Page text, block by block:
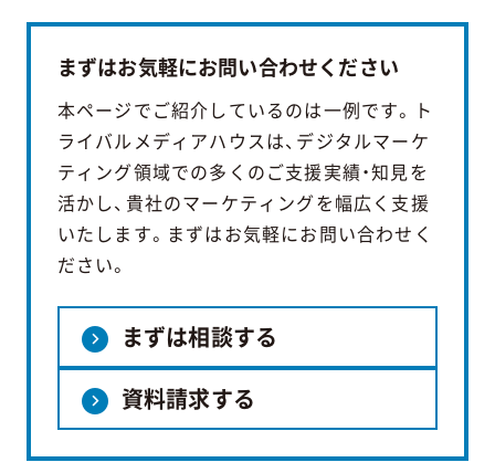
まずはお気軽にお問い合わせください
本ページでご紹介しているのは一例です。ト
ライバルメディアハウスは、デジタルマーケ
ティング領域での多くのご支援実績・知見を
活かし、貴社のマーケティングを幅広く支援
いたします。まずはお気軽にお問い合わせく
ださい。
まずは相談する
資料請求する